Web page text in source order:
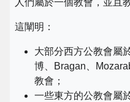
人們屬於一個教會，並且
這闡明：
大部分西方公教會屬
博、Bragan、
教會；
一些東方的公教會屬